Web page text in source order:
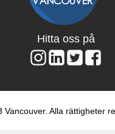
Hitta oss på
Vancouver. Alla rättigheter